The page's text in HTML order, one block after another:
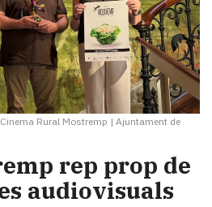
Rural Mostremp | Ajuntament de
rep prop de
audiovisuals